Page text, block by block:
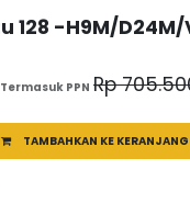
128 -H9M/D24M/
PPN Rp
TAMBAHKAN KE KERANJANG